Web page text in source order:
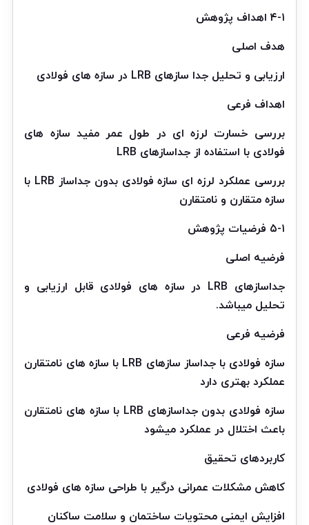
۴-۱ اهداف پژوهش
هدف اصلی
ارزیابی و تحلیل جدا سازهای LRB در سازه های فولادی
اهداف فرعی
بررسی خسارت لرزه ای در طول عمر مفید سازه های
فولادی با استفاده از جداسازهای LRB
بررسی عملکرد لرزه ای سازه فولادی بدون جداساز LRB با
سازه متقارن و نامتقارن
۵-۱ فرضیات پژوهش
فرضیه اصلی
جداسازهای LRB در سازه های فولادی قابل ارزیابی و
تحلیل میباشد.
فرضیه فرعی
سازه فولادی با جداساز سازهای LRB با سازه های نامتقارن
عملکرد بهتری دارد
سازه فولادی بدون جداسازهای LRB با سازه های نامتقارن
باعث اختلال در عملکرد میشود
کاربردهای تحقیق
کاهش مشکلات عمرانی درگیر با طراحی سازه های فولادی
افزایش ایمنی محتویات ساختمان و سلامت ساکنان